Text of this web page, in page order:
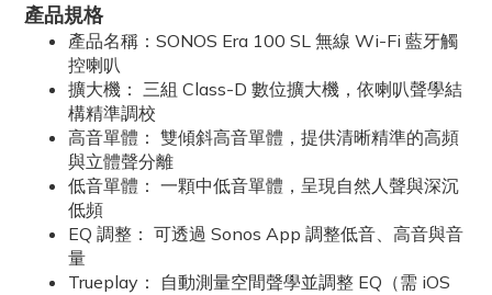
產品規格
產品名稱：SONOS Era 100 SL 無線 Wi-Fi 藍牙觸
控喇叭
擴大機： 三組 Class-D 數位擴大機，依喇叭聲學結
構精準調校
高音單體： 雙傾斜高音單體，提供清晰精準的高頻
與立體聲分離
低音單體： 一顆中低音單體，呈現自然人聲與深沉
低頻
EQ 調整： 可透過 Sonos App 調整低音、高音與音
量
Trueplay： 自動測量空間聲學並調整 EQ（需 iOS